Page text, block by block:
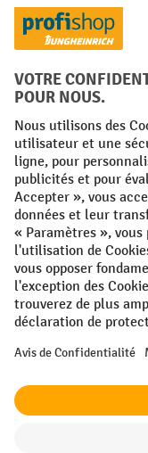
Réseaux sociaux
Facebook
YouTube
LinkedIn
Conditions générales
Protection des
All prices excl. VAT plus
if not stated otherwise.
¹ La remise est valable
s'applique pas aux prix
avec d'autres réductions
réduction unique est
toute commande d'un
jusqu'à 10 %. Les
les chariots élévateurs